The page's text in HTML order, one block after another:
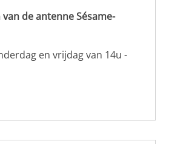
de antenne Sésame-
en vrijdag van 14u -